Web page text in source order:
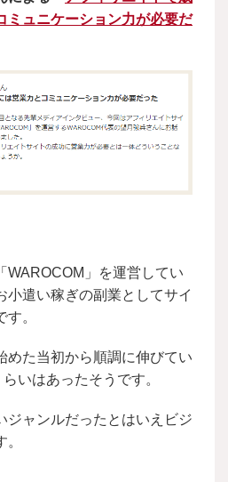
ミュニケーション力が必要だ
WAROCOM」を運営してい
小遣い稼ぎの副業としてサイ
。
めた当初から順調に伸びてい
いはあったそうです。
ジャンルだったとはいえビジ